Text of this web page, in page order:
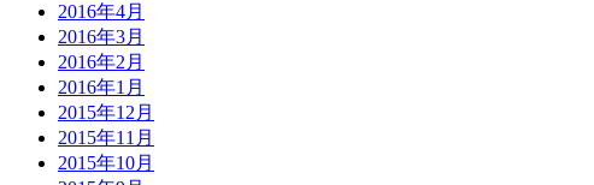
2016年4月
2016年3月
2016年2月
2016年1月
2015年12月
2015年11月
2015年10月